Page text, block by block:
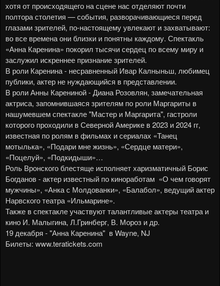
хотя от происходящего на сцене нас отделяют почти
полтора столетия — события, разворачивающиеся перед
глазами зрителей, по-настоящему увлекают и захватывают:
во все времена они близки и понятны каждому. Спектакль
«Анна Каренина» покорил тысячи сердец по всему миру и
заслужил искреннее признание зрителей.
В роли Каренина - несравненный Ивар Калныньш, любимец
публики, актер не нуждающийся в представлении.
В роли Анны Карениной - Диана Розовлян, замечательная
актриса, запомнившаяся зрителям по роли Маргариты в
нашумевшем спектакле "Мастер и Маргарита", гастроли
которого проходили в Северной Америке в 2023 и 2024 гг,
известная по ролям в фильмах и сериалах «Танец
мотылька», «Подари мне жизнь», «Сердце матери»,
«Поцелуй», «Подкидыши»…
Роль Вронского блестяще исполняет харизматичный Борис
Богданов - актер известный по киноработам «О чем говорят
мужчины», «Анка с Молдованки», «Балабол», ведущий актер
Нарвского театра «Ильмарине».
Также в спектакле участвуют талантливые актеры театра и
кино И. Малыгина, Л.Гринберг, В. Мороз и др.
19 декабря - "Анна Каренина" в Wayne, NJ
Билеты: www.teratickets.com